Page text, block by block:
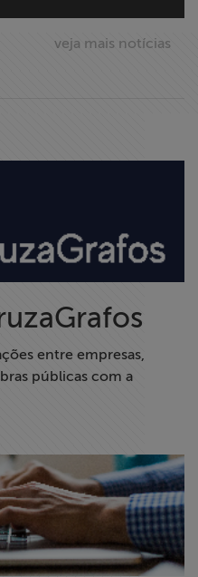
veja mais notícias
entre empresas,
públicas com a